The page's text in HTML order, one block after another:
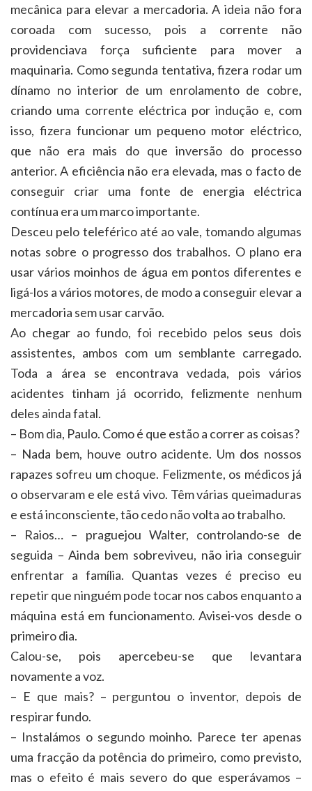
mecânica para elevar a mercadoria. A ideia não fora
coroada com sucesso, pois a corrente não
providenciava força suficiente para mover a
maquinaria. Como segunda tentativa, fizera rodar um
dínamo no interior de um enrolamento de cobre,
criando uma corrente eléctrica por indução e, com
isso, fizera funcionar um pequeno motor eléctrico,
que não era mais do que inversão do processo
anterior. A eficiência não era elevada, mas o facto de
conseguir criar uma fonte de energia eléctrica
contínua era um marco importante.
Desceu pelo teleférico até ao vale, tomando algumas
notas sobre o progresso dos trabalhos. O plano era
usar vários moinhos de água em pontos diferentes e
ligá-los a vários motores, de modo a conseguir elevar a
mercadoria sem usar carvão.
Ao chegar ao fundo, foi recebido pelos seus dois
assistentes, ambos com um semblante carregado.
Toda a área se encontrava vedada, pois vários
acidentes tinham já ocorrido, felizmente nenhum
deles ainda fatal.
– Bom dia, Paulo. Como é que estão a correr as coisas?
– Nada bem, houve outro acidente. Um dos nossos
rapazes sofreu um choque. Felizmente, os médicos já
o observaram e ele está vivo. Têm várias queimaduras
e está inconsciente, tão cedo não volta ao trabalho.
– Raios… – praguejou Walter, controlando-se de
seguida – Ainda bem sobreviveu, não iria conseguir
enfrentar a família. Quantas vezes é preciso eu
repetir que ninguém pode tocar nos cabos enquanto a
máquina está em funcionamento. Avisei-vos desde o
primeiro dia.
Calou-se, pois apercebeu-se que levantara
novamente a voz.
– E que mais? – perguntou o inventor, depois de
respirar fundo.
– Instalámos o segundo moinho. Parece ter apenas
uma fracção da potência do primeiro, como previsto,
mas o efeito é mais severo do que esperávamos –